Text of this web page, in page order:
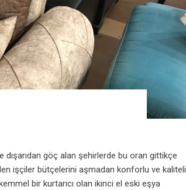
dışarıdan göç alan şehirlerde bu oran gittikçe
işçiler bütçelerini aşmadan konforlu ve kaliteli
bir kurtarıcı olan ikinci el eski eşya